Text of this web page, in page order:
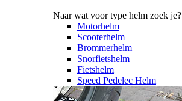
Naar wat voor type helm zoek je?
Motorhelm
Scooterhelm
Brommerhelm
Snorfietshelm
Fietshelm
Speed Pedelec Helm